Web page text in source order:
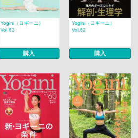
Yogini（ヨギーニ）
Vol.63
購入
Yogini（ヨギーニ）
Vol.62
購入